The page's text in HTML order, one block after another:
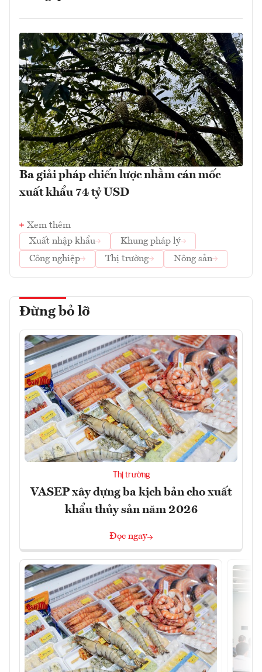
Ba giải pháp chiến lược nhằm cán mốc
xuất khẩu 74 tỷ USD
Xem thêm
Xuất nhập khẩu
Khung pháp lý
Công nghiệp
Thị trường Nông sản
Đừng bỏ lỡ
Thị trường
VASEP xây dựng ba kịch bản cho xuất
khẩu thủy sản năm 2026
Đọc ngay